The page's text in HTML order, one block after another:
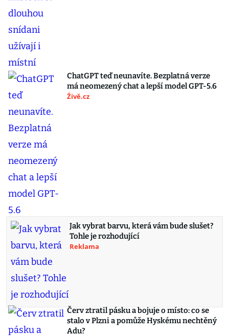
ChatGPT teď neunavíte. Bezplatná verze
má neomezený chat a lepší model GPT-5.6
Živě.cz
Jak vybrat barvu, která vám bude slušet?
Tohle je rozhodující
Reklama
Červ ztratil pásku a bojuje o místo: co se
stalo v Plzni a pomůže Hyskému nechtěný
Adu?